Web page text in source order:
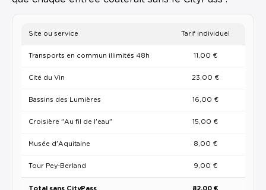
Site ou service Tarif individuel
Transports en commun illimités 48h 11,00 €
Cité du Vin 23,00 €
Bassins des Lumières 16,00 €
Croisière "Au fil de l'eau" 15,00 €
Musée d'Aquitaine 8,00 €
Tour Pey-Berland 9,00 €
Total sans CityPass 82,00 €